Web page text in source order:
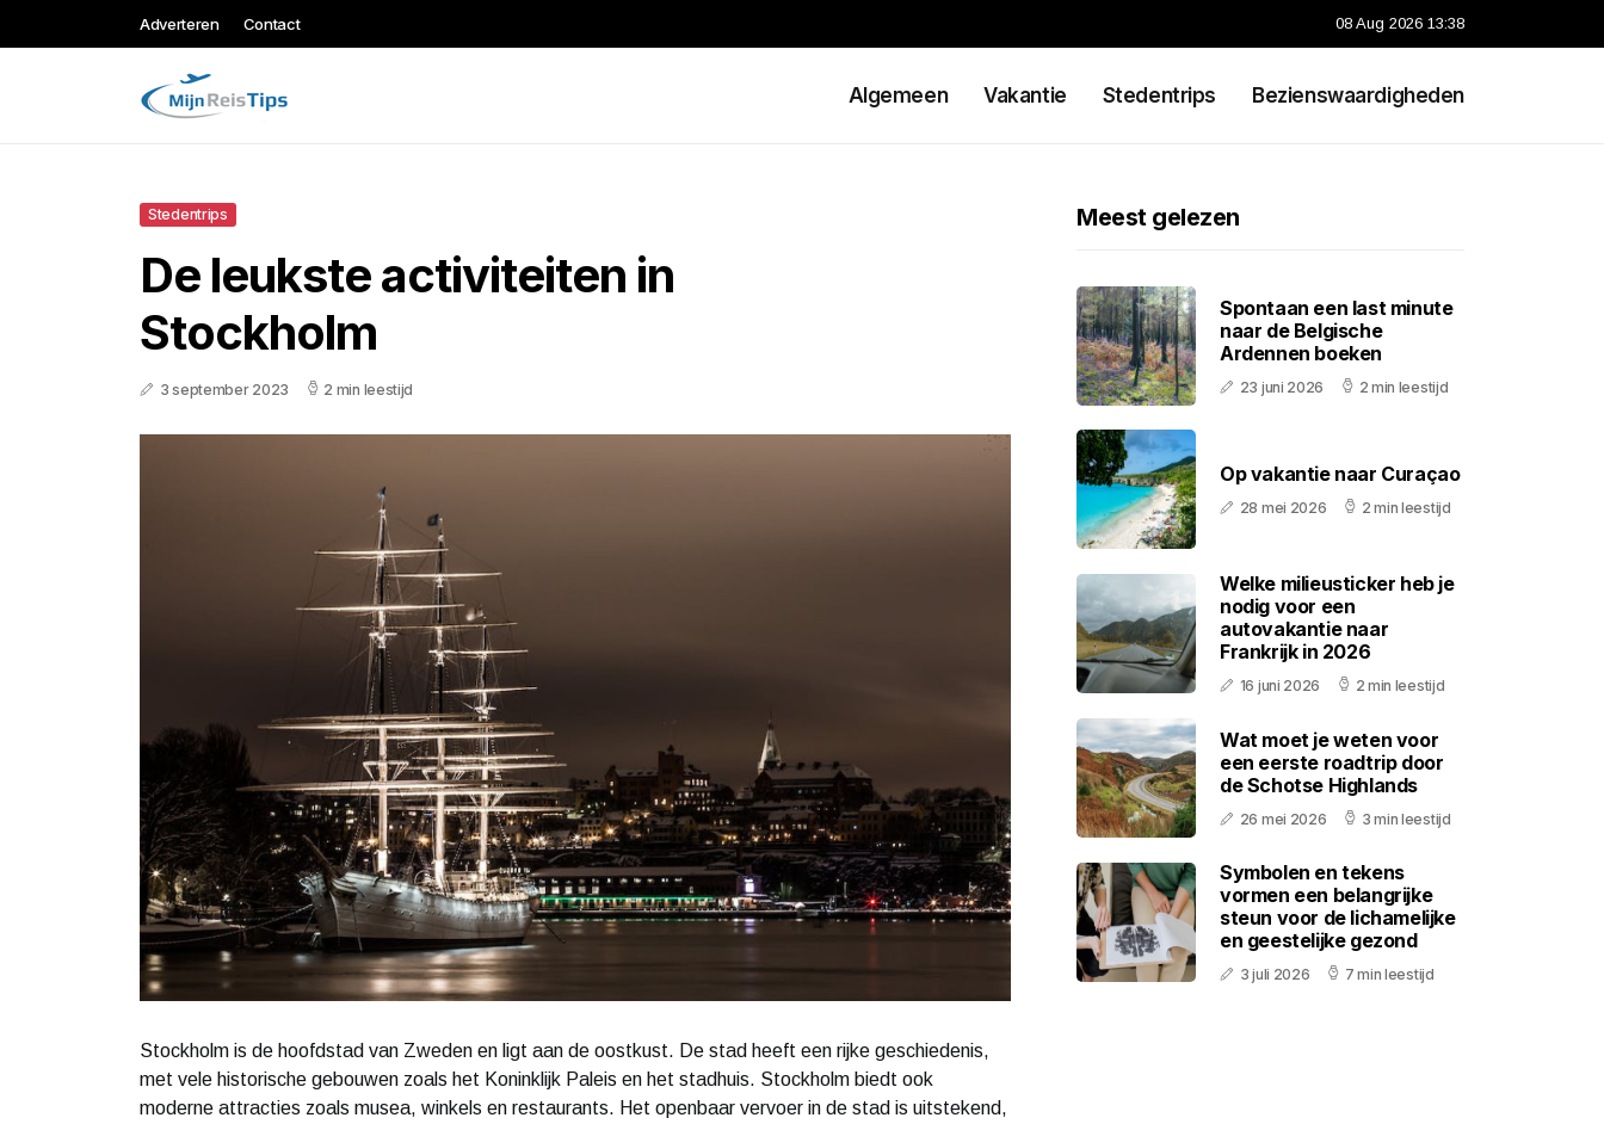
Adverteren Contact 08 Aug 2026 13:38
Algemeen Vakantie Stedentrips Bezienswaardigheden
Stedentrips
De leukste activiteiten in
Stockholm
3 september 2023 2 min leestijd
Stockholm is de hoofdstad van Zweden en ligt aan de oostkust. De stad heeft een rijke geschiedenis,
met vele historische gebouwen zoals het Koninklijk Paleis en het stadhuis. Stockholm biedt ook
moderne attracties zoals musea, winkels en restaurants. Het openbaar vervoer in de stad is uitstekend,
Meest gelezen
Spontaan een last minute
naar de Belgische
Ardennen boeken
23 juni 2026 2 min leestijd
Op vakantie naar Curaçao
28 mei 2026 2 min leestijd
Welke milieusticker heb je
nodig voor een
autovakantie naar
Frankrijk in 2026
16 juni 2026 2 min leestijd
Wat moet je weten voor
een eerste roadtrip door
de Schotse Highlands
26 mei 2026 3 min leestijd
Symbolen en tekens
vormen een belangrijke
steun voor de lichamelijke
en geestelijke gezond
3 juli 2026 7 min leestijd